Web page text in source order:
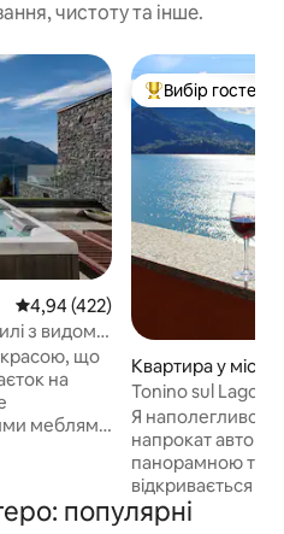
чистоту та інше.
Середня оцінка: 4,94 з 5,
4,94 (422)
з видом
що
на
меблями
Топ вибір гостей
Вибір гостей
Квартира у місті
Tonino sul Lago
громадська
Варенна
Я наполегливо
напрокат
панорамною
відкривається
Комо і можна
популярні